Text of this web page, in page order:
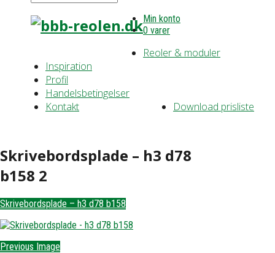
Min konto
0 varer
Reoler & moduler
Inspiration
Profil
Handelsbetingelser
Download prisliste
Kontakt
Skrivebordsplade – h3 d78
b158 2
Skrivebordsplade – h3 d78 b158
Previous Image